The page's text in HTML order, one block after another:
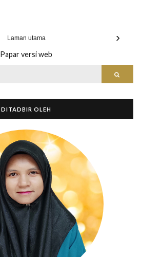
›
Laman utama
Papar versi web
DITADBIR OLEH